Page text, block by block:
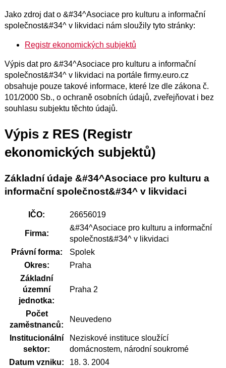
Jako zdroj dat o &#34^Asociace pro kulturu a informační
společnost&#34^ v likvidaci nám sloužily tyto stránky:
Registr ekonomických subjektů
Výpis dat pro &#34^Asociace pro kulturu a informační
společnost&#34^ v likvidaci na portále firmy.euro.cz
obsahuje pouze takové informace, které lze dle zákona č.
101/2000 Sb., o ochraně osobních údajů, zveřejňovat i bez
souhlasu subjektu těchto údajů.
Výpis z RES (Registr
ekonomických subjektů)
Základní údaje &#34^Asociace pro kulturu a
informační společnost&#34^ v likvidaci
IČO: 26656019
Firma:
&#34^Asociace pro kulturu a informační
společnost&#34^ v likvidaci
Právní forma:
Spolek
Okres:
Praha
Základní
územní
jednotka:
Praha 2
Počet
zaměstnanců:
Neuvedeno
Institucionální
sektor:
Neziskové instituce sloužící
domácnostem, národní soukromé
Datum vzniku:
18. 3. 2004